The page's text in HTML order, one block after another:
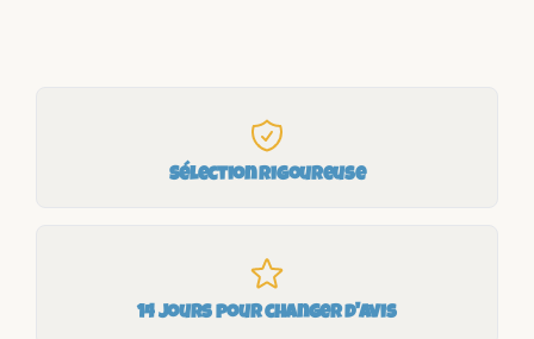
Sélection rigoureuse
14 jours pour changer d'avis